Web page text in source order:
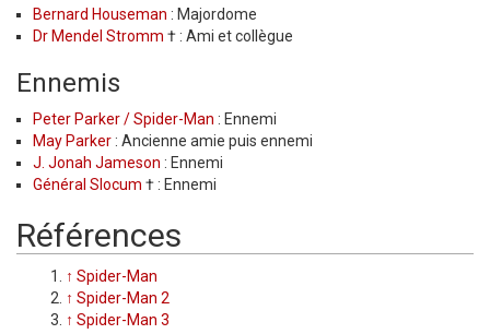
Bernard Houseman : Majordome
Dr Mendel Stromm † : Ami et collègue
Ennemis
Peter Parker / Spider-Man : Ennemi
May Parker : Ancienne amie puis ennemi
J. Jonah Jameson : Ennemi
Général Slocum † : Ennemi
Références
↑ Spider-Man
↑ Spider-Man 2
↑ Spider-Man 3